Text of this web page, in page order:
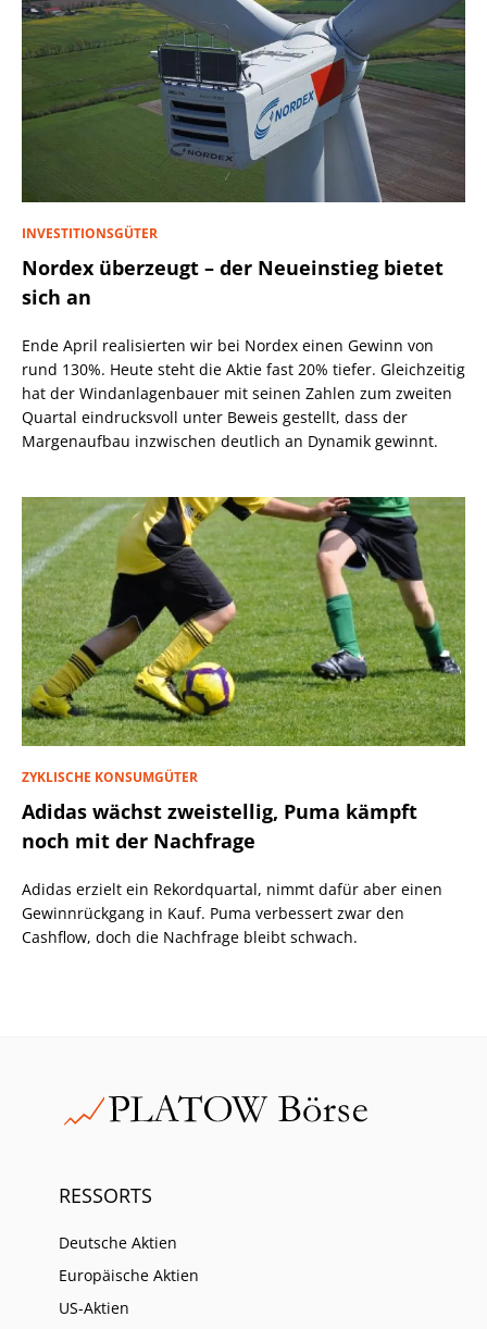
INVESTITIONSGÜTER
Nordex überzeugt – der Neueinstieg bietet
sich an
Ende April realisierten wir bei Nordex einen Gewinn von
rund 130%. Heute steht die Aktie fast 20% tiefer. Gleichzeitig
hat der Windanlagenbauer mit seinen Zahlen zum zweiten
Quartal eindrucksvoll unter Beweis gestellt, dass der
Margenaufbau inzwischen deutlich an Dynamik gewinnt.
ZYKLISCHE KONSUMGÜTER
Adidas wächst zweistellig, Puma kämpft
noch mit der Nachfrage
Adidas erzielt ein Rekordquartal, nimmt dafür aber einen
Gewinnrückgang in Kauf. Puma verbessert zwar den
Cashflow, doch die Nachfrage bleibt schwach.
RESSORTS
Deutsche Aktien
Europäische Aktien
US-Aktien